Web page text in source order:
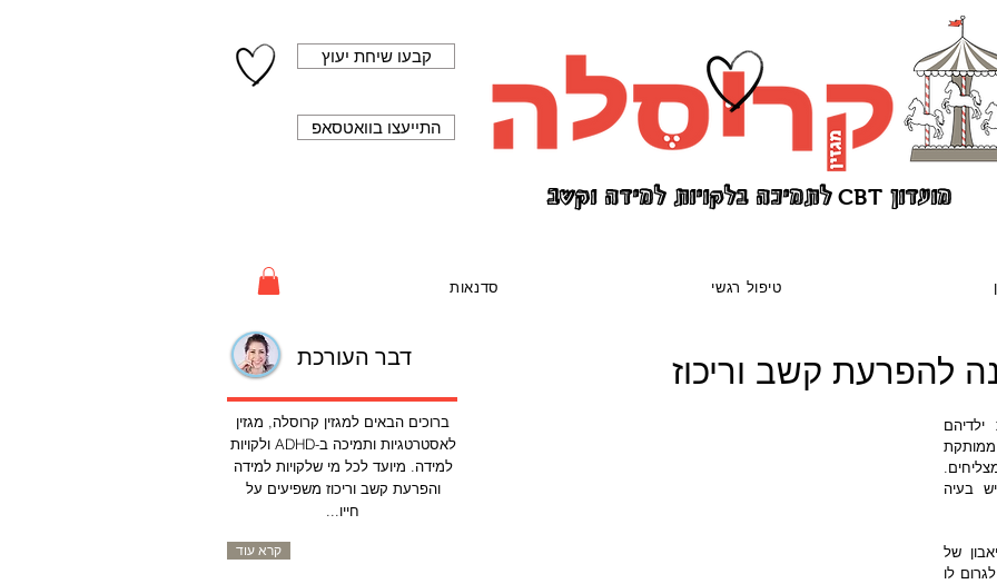
קבעו שיחת יעוץ
התייעצו בוואטסאפ
מועדון CBT לתמיכה בלקויות למידה וקשב
סדנאות טיפול רגשי
דבר העורכת
ברוכים הבאים למגזין קרוסלה, מגזין
לאסטרטגיות ותמיכה ב-ADHD ולקויות
למידה. מיועד לכל מי שלקויות למידה
והפרעת קשב וריכוז משפיעים על
חייו...
קרא עוד